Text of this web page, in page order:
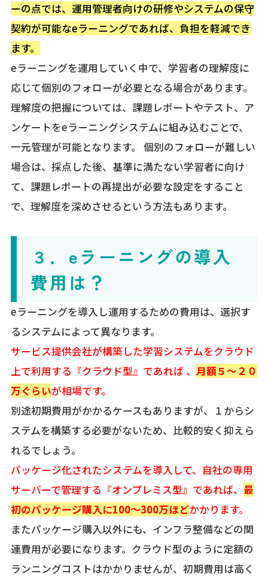
ーの点では、運用管理者向けの研修やシステムの保守
契約が可能なeラーニングであれば、負担を軽減でき
ます。
eラーニングを運用していく中で、学習者の理解度に
応じて個別のフォローが必要となる場合があります。
理解度の把握については、課題レポートやテスト、ア
ンケートをeラーニングシステムに組み込むことで、
一元管理が可能となります。 個別のフォローが難しい
場合は、採点した後、基準に満たない学習者に向け
て、課題レポートの再提出が必要な設定をすること
で、理解度を深めさせるという方法もあります。
３．eラーニングの導入
費用は？
eラーニングを導入し運用するための費用は、選択す
るシステムによって異なります。
サービス提供会社が構築した学習システムをクラウド
上で利用する『クラウド型』であれば 、 月額５～２０
万ぐらいが相場です。
別途初期費用がかかるケースもありますが、１からシ
ステムを構築する必要がないため、比較的安く抑えら
れるでしょう。
パッケージ化されたシステムを導入して、自社の専用
サーバーで管理する『オンプレミス型』であれば、 最
初のパッケージ購入に100～300万ほどかかります。
またパッケージ購入以外にも、インフラ整備などの関
連費用が必要になります。クラウド型のように定額の
ランニングコストはかかりませんが、初期費用は高く